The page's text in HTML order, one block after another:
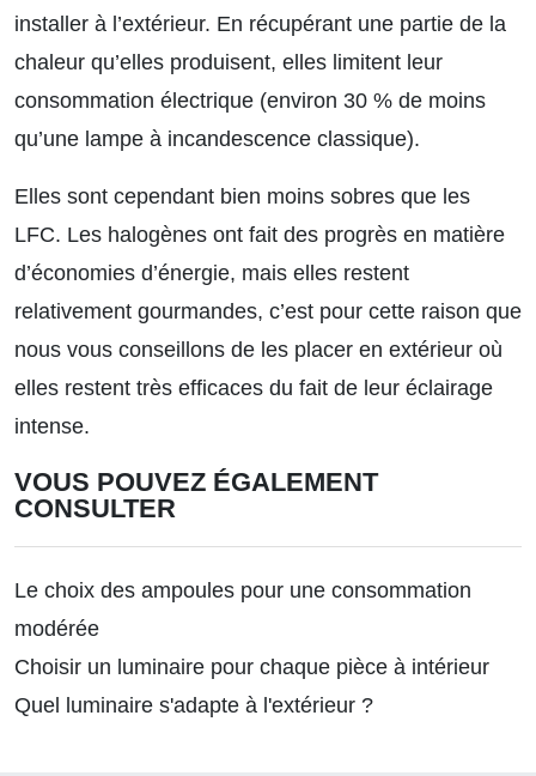
installer à l’extérieur. En récupérant une partie de la
chaleur qu’elles produisent, elles limitent leur
consommation électrique (environ 30 % de moins
qu’une lampe à incandescence classique).
Elles sont cependant bien moins sobres que les
LFC. Les halogènes ont fait des progrès en matière
d’économies d’énergie, mais elles restent
relativement gourmandes, c’est pour cette raison que
nous vous conseillons de les placer en extérieur où
elles restent très efficaces du fait de leur éclairage
intense.
VOUS POUVEZ ÉGALEMENT
CONSULTER
Le choix des ampoules pour une consommation
modérée
Choisir un luminaire pour chaque pièce à intérieur
Quel luminaire s'adapte à l'extérieur ?